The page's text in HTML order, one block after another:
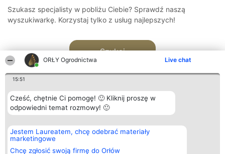
ORŁY Ogrodnictwa Live chat
15:51
Cześć, chętnie Ci pomogę! 🙂 Kliknij proszę w
odpowiedni temat rozmowy! 🙂
Jestem Laureatem, chcę odebrać materiały
marketingowe
Chcę zgłosić swoją firmę do Orłów
Szukasz specjalisty w pobliżu Ciebie? Sprawdź naszą
wyszukiwarkę. Korzystaj tylko z usług najlepszych!
Szukaj
Organizator plebiscytu
Bright Side Solutions sp. z o.
o. sp. k.
ul. Ruska 22
Plebiscyt
Laureaci
wszystkich
Kontakt
Kontakt